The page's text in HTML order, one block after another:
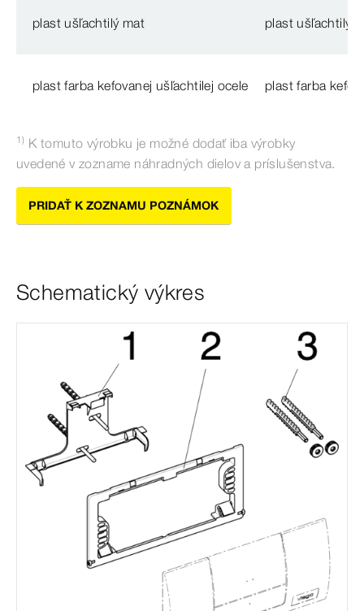
plast ušľachtilý mat plast ušľachtilý
plast farba kefovanej ušľachtilej ocele plast farba
1) K tomuto výrobku je možné dodať iba výrobky
uvedené vzozname náhradných dielov a príslušenstva.
PRIDAŤ K ZOZNAMU POZNÁMOK
Schematický výkres